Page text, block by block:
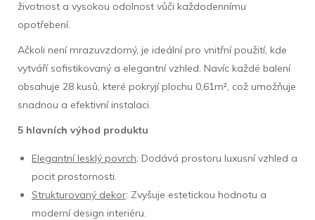
životnost a vysokou odolnost vůči každodennímu
opotřebení.
Ačkoli není mrazuvzdorný, je ideální pro vnitřní použití, kde
vytváří sofistikovaný a elegantní vzhled. Navíc každé balení
obsahuje 28 kusů, které pokryjí plochu 0,61m², což umožňuje
snadnou a efektivní instalaci.
5 hlavních výhod produktu
Elegantní lesklý povrch: Dodává prostoru luxusní vzhled a
pocit prostornosti.
Strukturovaný dekor: Zvyšuje estetickou hodnotu a
moderní design interiéru.